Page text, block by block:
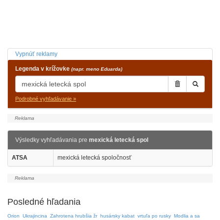
Vypnúť reklamy
Legenda v krížovke (napr. meno Eduarda)
Podrobné vyhľadávanie »
Výsledky vyhľadávania pre mexická letecká spol
ATSA mexická letecká spoločnosť
Posledné hľadania
Orion Ukrajincina Zahrotena hrubšia žr husársky kabat vrtuľa po rusky Modlia a sa